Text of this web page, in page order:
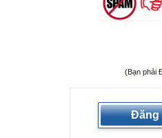
(Bạn phải
Đăng